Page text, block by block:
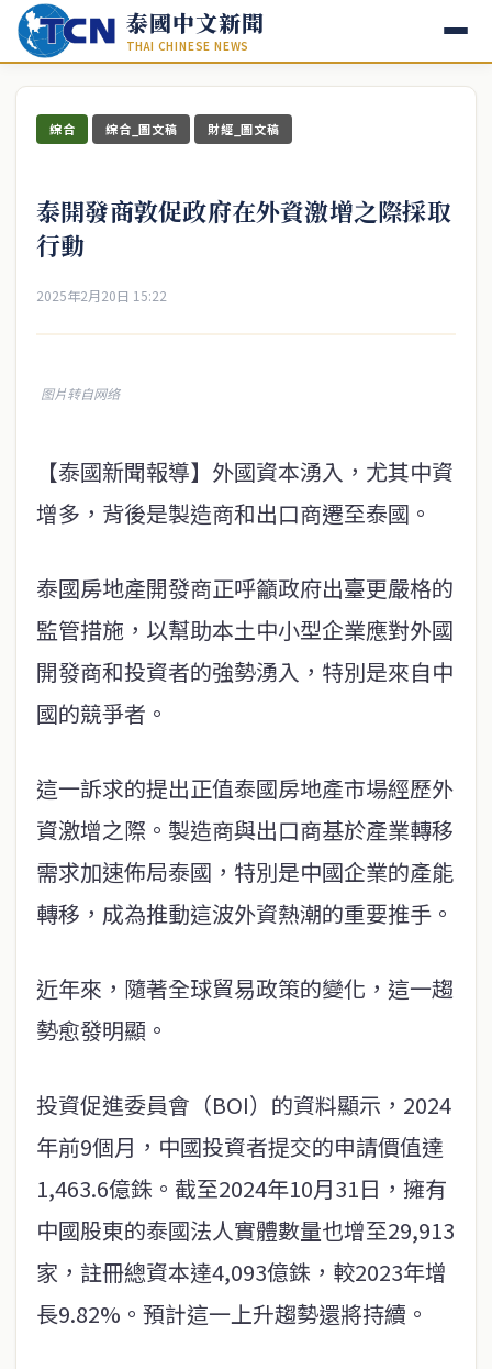
泰國中文新聞
THAI CHINESE NEWS
綜合 綜合_圖文稿 財經_圖文稿
泰開發商敦促政府在外資激增之際採取
行動
2025年2月20日 15:22
图片转自网络
【泰國新聞報導】外國資本湧入，尤其中資
增多，背後是製造商和出口商遷至泰國。
泰國房地產開發商正呼籲政府出臺更嚴格的
監管措施，以幫助本土中小型企業應對外國
開發商和投資者的強勢湧入，特別是來自中
國的競爭者。
這一訴求的提出正值泰國房地產市場經歷外
資激增之際。製造商與出口商基於產業轉移
需求加速佈局泰國，特別是中國企業的產能
轉移，成為推動這波外資熱潮的重要推手。
近年來，隨著全球貿易政策的變化，這一趨
勢愈發明顯。
投資促進委員會（BOI）的資料顯示，2024
年前9個月，中國投資者提交的申請價值達
1,463.6億銖。截至2024年10月31日，擁有
中國股東的泰國法人實體數量也增至29,913
家，註冊總資本達4,093億銖，較2023年增
長9.82%。預計這一上升趨勢還將持續。